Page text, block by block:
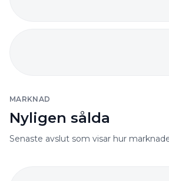
MARKNAD
Nyligen sålda
Senaste avslut som visar hur